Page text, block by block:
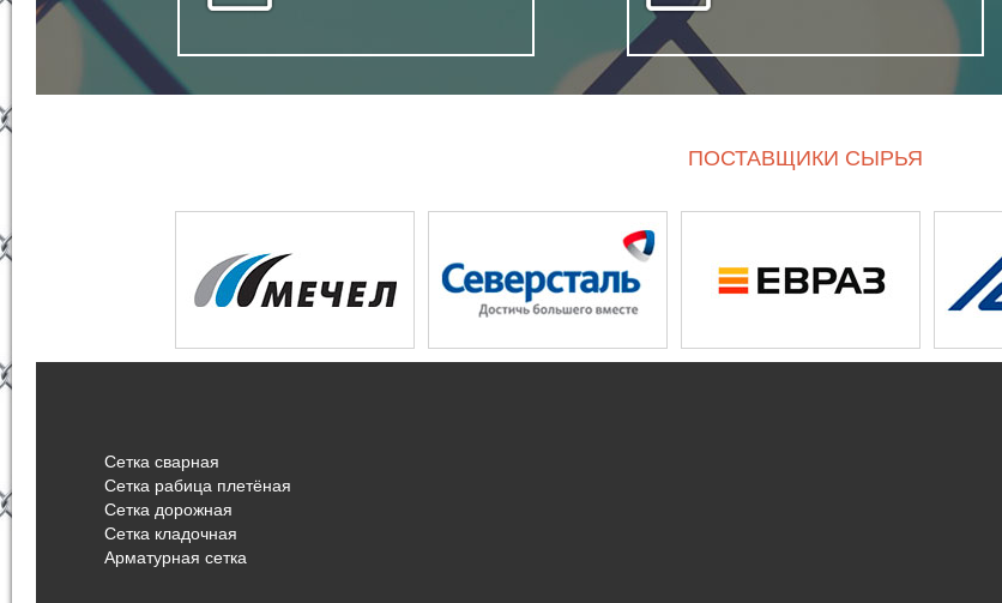
ПОСТАВЩИКИ СЫРЬЯ
Сетка сварная
Сетка рабица плетёная
Сетка дорожная
Сетка кладочная
Арматурная сетка